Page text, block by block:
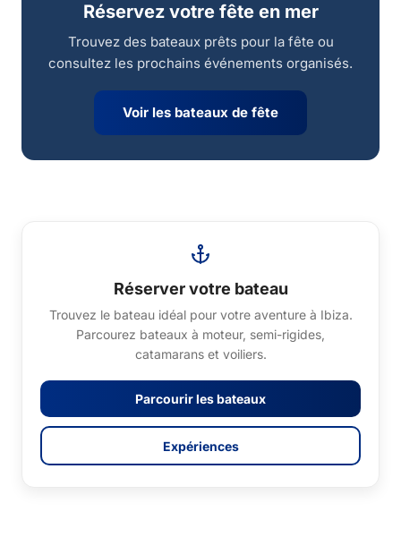
Réservez votre fête en mer
Trouvez des bateaux prêts pour la fête ou
consultez les prochains événements organisés.
Voir les bateaux de fête
Réserver votre bateau
Trouvez le bateau idéal pour votre aventure à Ibiza.
Parcourez bateaux à moteur, semi-rigides,
catamarans et voiliers.
Parcourir les bateaux
Expériences